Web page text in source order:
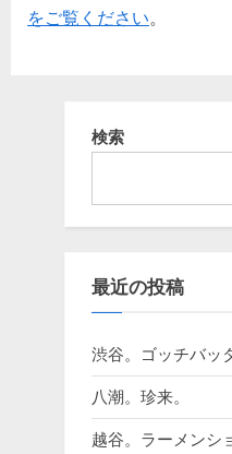
をご覧ください。
検索
最近の投稿
渋谷。ゴッチバッ
八潮。珍来。
越谷。ラーメンシ